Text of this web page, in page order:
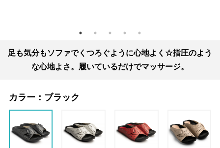
足も気分もソファでくつろぐように心地よく☆指圧のよう
な心地よさ。履いているだけでマッサージ。
カラー： ブラック